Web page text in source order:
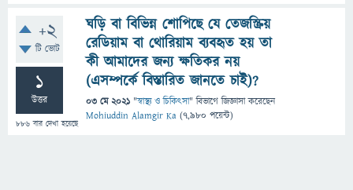
+2
টি ভোট
1
উত্তর
886 বার দেখা হয়েছে
ঘড়ি বা বিভিন্ন শোপিছে যে তেজস্ক্রিয়
রেডিয়াম বা থোরিয়াম ব্যবহৃত হয় তা
কী আমাদের জন্য ক্ষতিকর নয়
(এসম্পর্কে বিস্তারিত জানতে চাই)?
03 মে 2021 "স্বাস্থ্য ও চিকিৎসা" বিভাগে জিজ্ঞাসাকরেছেন
Mohiuddin Alamgir Ka (7,980 পয়েন্ট)